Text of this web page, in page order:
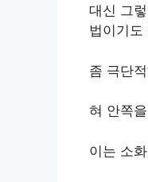
대신 그
법이기도
좀 극단
혀 안쪽
이는 소